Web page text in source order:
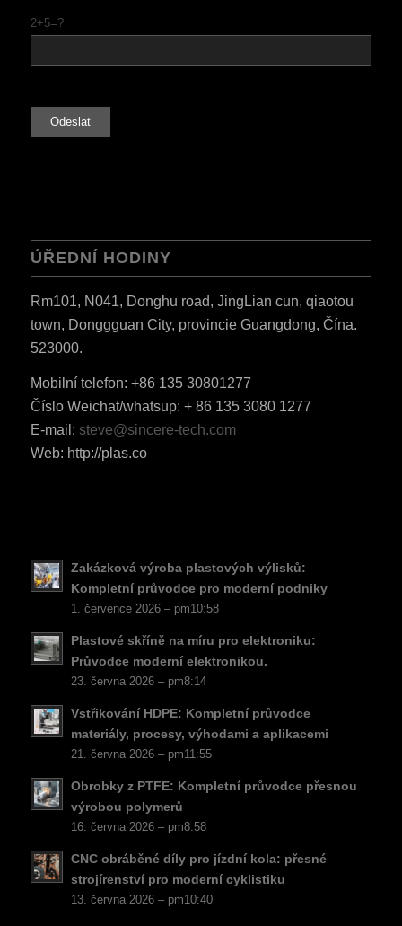
2+5=?
ÚŘEDNÍ HODINY
Rm101, N041, Donghu road, JingLian cun, qiaotou
town, Donggguan City, provincie Guangdong, Čína.
523000.
Mobilní telefon: +86 135 30801277
Číslo Weichat/whatsup: + 86 135 3080 1277
E-mail: steve@sincere-tech.com
Web: http://plas.co
Zakázková výroba plastových výlisků:
Kompletní průvodce pro moderní podniky
1. července 2026 – pm10:58
Plastové skříně na míru pro elektroniku:
Průvodce moderní elektronikou.
23. června 2026 – pm8:14
Vstřikování HDPE: Kompletní průvodce
materiály, procesy, výhodami a aplikacemi
21. června 2026 – pm11:55
Obrobky z PTFE: Kompletní průvodce přesnou
výrobou polymerů
16. června 2026 – pm8:58
CNC obráběné díly pro jízdní kola: přesné
strojírenství pro moderní cyklistiku
13. června 2026 – pm10:40
DE
RU
NL
PL
ES
JA
KO
DA
FI
HU
ES_MX